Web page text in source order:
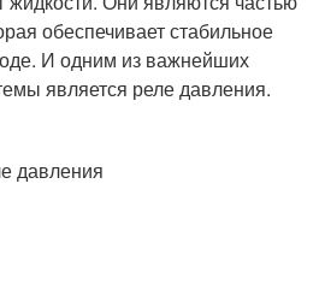
обеспечивает стабильное
И одним из важнейших
является реле давления.
давления